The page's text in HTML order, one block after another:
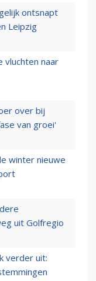
ontsnapt
Leipzig
vluchten naar
over bij
van groei'
winter nieuwe
uit Golfregio
verder uit: